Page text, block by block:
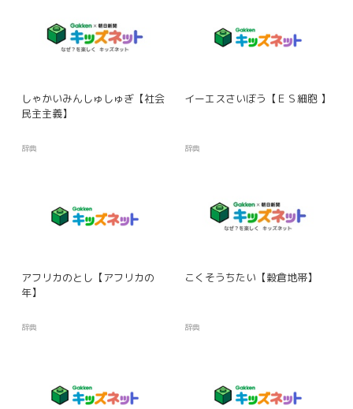
しゃかいみんしゅしゅぎ【社会
民主主義】
辞典
イーエスさいぼう【ＥＳ細胞 】
辞典
アフリカのとし【アフリカの
年】
辞典
こくそうちたい【穀倉地帯】
辞典